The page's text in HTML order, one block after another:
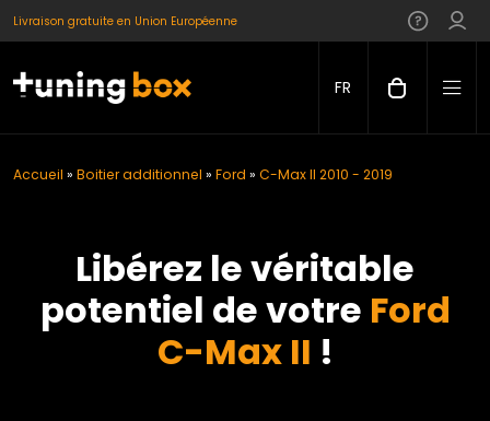
Livraison gratuite en Union Européenne
FR
Accueil » Boitier additionnel » Ford » C-Max II 2010 - 2019
Libérez le véritable
potentiel de votre Ford
C-Max II !